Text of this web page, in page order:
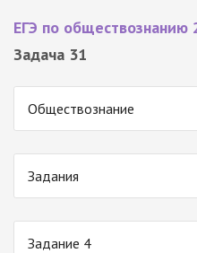
ЕГЭ по обществознанию
Задача 31
Обществознание
Задания
Задание 4